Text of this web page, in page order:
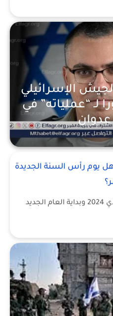
الإسرائيلي
لـ “عملياته” في
يوم رأس السنة الجديدة
مع اقتراب نهاية العام الميلادي 2024 وبداية العام الجديد